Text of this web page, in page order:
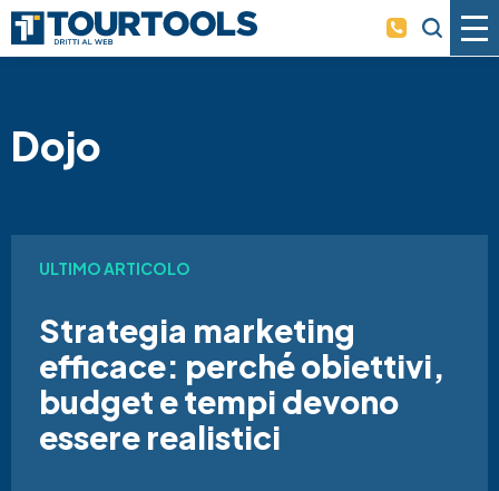
Dojo
ULTIMO ARTICOLO
Strategia marketing
efficace: perché obiettivi,
budget e tempi devono
essere realistici